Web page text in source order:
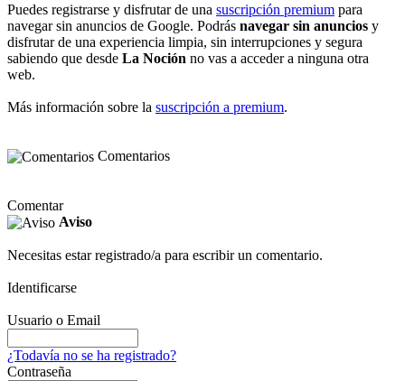
Puedes registrarse y disfrutar de una suscripción premium para
navegar sin anuncios de Google. Podrás navegar sin anuncios y
disfrutar de una experiencia limpia, sin interrupciones y segura
sabiendo que desde La Noción no vas a acceder a ninguna otra
web.
Más información sobre la suscripción a premium.
Comentarios
Comentar
Aviso
Necesitas estar registrado/a para escribir un comentario.
Identificarse
Usuario o Email
¿Todavía no se ha registrado?
Contraseña